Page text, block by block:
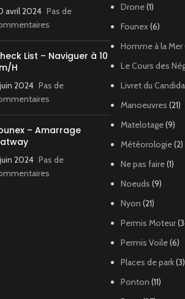
avril 2024 Pas de
List – Naviguer à 10
H
2024 Pas de
– Amarrage
2024 Pas de
Drone(1)
Founex(6)
Homme à la Mer
Le Cours des
Livret du
Manoeuvres (21)
Matelotage(9)
Météorologie(2)
Ne pas faire(1)
Noeuds (9)
Nyon (21)
Permis Moteur
Permis Voile(6)
Places de park(3)
Ponton (11)